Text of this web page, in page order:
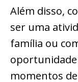
Além disso,
ser uma
família ou
momentos